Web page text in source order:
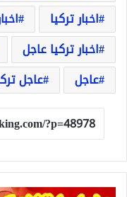
اخبار تركيا
اخبار تركيا عاجل
عاجل
عاجل